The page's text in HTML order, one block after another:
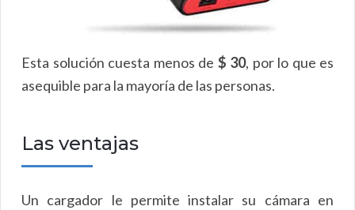
Esta solución cuesta menos de $ 30, por lo que es
asequible para la mayoría de las personas.
Las ventajas
Un cargador le permite instalar su cámara en